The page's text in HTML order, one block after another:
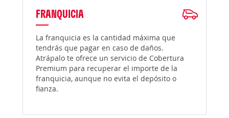
FRANQUICIA
La franquicia es la cantidad máxima que
tendrás que pagar en caso de daños.
Atrápalo te ofrece un servicio de Cobertura
Premium para recuperar el importe de la
franquicia, aunque no evita el depósito o
fianza.